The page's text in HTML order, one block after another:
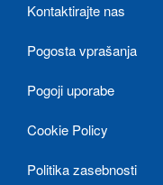
Kontaktirajte nas
Pogosta vprašanja
Pogoji uporabe
Cookie Policy
Politika zasebnosti